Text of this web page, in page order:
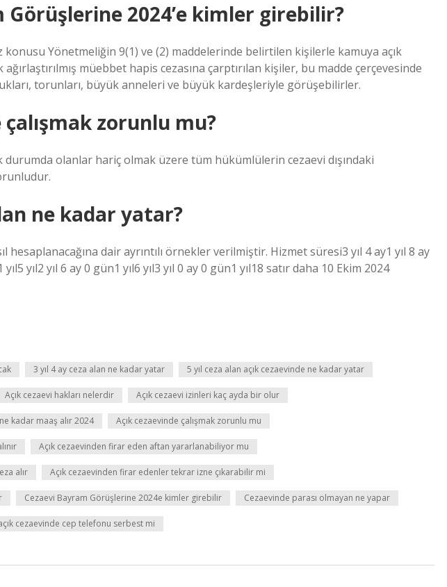
Görüşlerine 2024’e kimler girebilir?
Yönetmeliğin 9(1) ve (2) maddelerinde belirtilen kişilerle kamuya açık
müebbet hapis cezasına çarptırılan kişiler, bu madde çerçevesinde
torunları, büyük anneleri ve büyük kardeşleriyle görüşebilirler.
çalışmak zorunlu mu?
durumda olanlar hariç olmak üzere tüm hükümlülerin cezaevi dışındaki
ne kadar yatar?
hesaplanacağına dair ayrıntılı örnekler verilmiştir. Hizmet süresi3 yıl 4 ay1 yıl 8 ay
yıl2 yıl 6 ay 0 gün1 yıl6 yıl3 yıl 0 ay 0 gün1 yıl18 satır daha 10 Ekim 2024
3 yıl 4 ay ceza alan ne kadar yatar 5 yıl ceza alan açık cezaevinde ne kadar yatar
Açık cezaevi hakları nelerdir Açık cezaevi izinleri kaç ayda bir olur
kadar maaş alır 2024 Açık cezaevinde çalışmak zorunlu mu
Açık cezaevinden firar eden aftan yararlanabiliyor mu
alır Açık cezaevinden firar edenler tekrar izne çıkarabilir mi
Cezaevi Bayram Görüşlerine 2024e kimler girebilir Cezaevinde parası olmayan ne yapar
cezaevinde cep telefonu serbest mi